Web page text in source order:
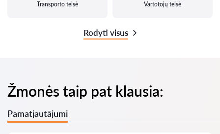
Transporto teisė Vartotojų teisė
Rodyti visus
Žmonės taip pat klausia:
Pamatjautājumi